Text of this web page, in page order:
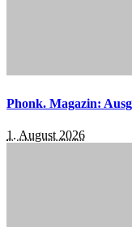
Phonk. Magazin:
1. August 2026